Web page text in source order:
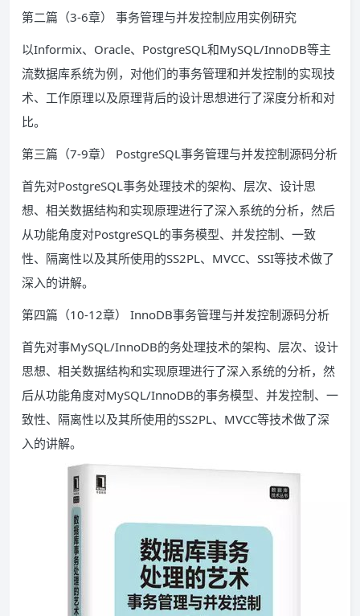
第二篇（3-6章） 事务管理与并发控制应用实例研究
以Informix、Oracle、PostgreSQL和MySQL/InnoDB等主
流数据库系统为例，对他们的事务管理和并发控制的实现技
术、工作原理以及原理背后的设计思想进行了深度分析和对
比。
第三篇（7-9章） PostgreSQL事务管理与并发控制源码分析
首先对PostgreSQL事务处理技术的架构、层次、设计思
想、相关数据结构和实现原理进行了深入系统的分析，然后
从功能角度对PostgreSQL的事务模型、并发控制、一致
性、隔离性以及其所使用的SS2PL、MVCC、SSI等技术做了
深入的讲解。
第四篇（10-12章） InnoDB事务管理与并发控制源码分析
首先对事MySQL/InnoDB的务处理技术的架构、层次、设计
思想、相关数据结构和实现原理进行了深入系统的分析，然
后从功能角度对MySQL/InnoDB的事务模型、并发控制、一
致性、隔离性以及其所使用的SS2PL、MVCC等技术做了深
入的讲解。